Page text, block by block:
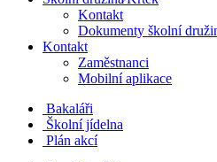
Kontakt
Dokumenty školní
Kontakt
Zaměstnanci
Mobilní aplikace
Bakaláři
Školní jídelna
Plán akcí